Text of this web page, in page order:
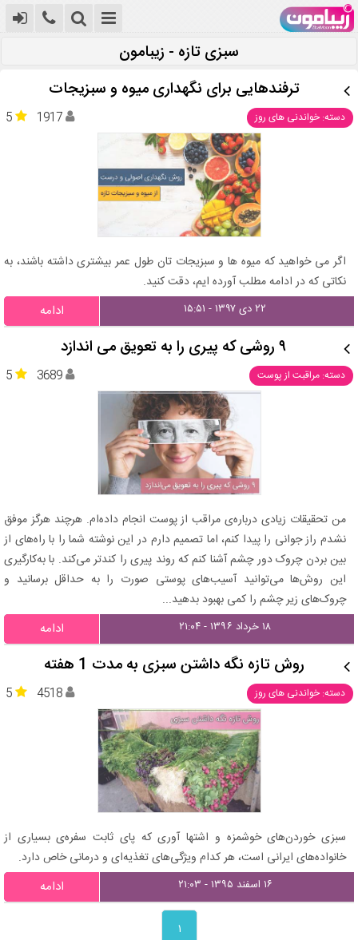
سبزی تازه - زیبامون
ترفندهایی برای نگهداری میوه و سبزیجات
دسته: خواندنی های روز 5 1917
اگر می خواهید که میوه ها و سبزیجات تان طول عمر بیشتری داشته باشند، به
نکاتی که در ادامه مطلب آورده ایم، دقت کنید.
۲۲ دی ۱۳۹۷ - ۱۵:۵۱ ادامه
۹ روشی که پیری را به تعویق می‌ اندازد
دسته: مراقبت از پوست 5 3689
من تحقیقات زیادی درباره‌ی مراقب از پوست انجام داده‌ام. هرچند هرگز موفق
نشدم راز جوانی را پیدا کنم، اما تصمیم دارم در این نوشته شما را با راه‌های از
بین بردن چروک دور چشم آشنا کنم که روند پیری را کندتر می‌کند. با به‌کارگیری
این روش‌ها می‌توانید آسیب‌های پوستی صورت را به حداقل برسانید و
چروک‌های زیر چشم را کمی بهبود بدهید...
۱۸ خرداد ۱۳۹۶ - ۲۱:۰۴ ادامه
روش تازه نگه داشتن سبزی به مدت 1 هفته
دسته: خواندنی های روز 5 4518
سبزی خوردن‌های خوشمزه و اشتها آوری که پای ثابت سفره‌ی بسیاری از
خانواده‌های ایرانی است، هر کدام ویژگی‌های تغذیه‌ای و درمانی خاص دارد.
۱۶ اسفند ۱۳۹۵ - ۲۱:۰۳ ادامه
۱